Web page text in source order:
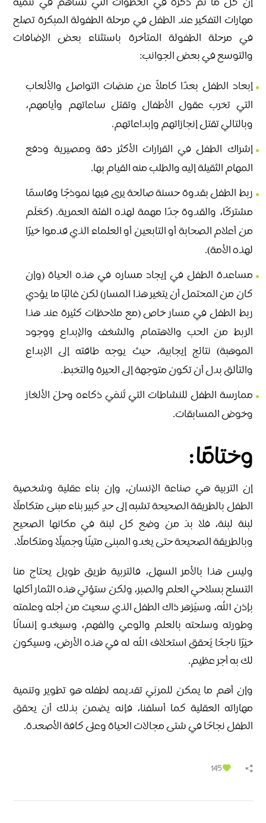
إن كل ما تم ذكره في الخطوات التي تساهم في تنمية
مهارات التفكير عند الطفل في مرحلة الطفولة المبكرة تصلح
في مرحلة الطفولة المتأخرة باستثناء بعض الإضافات
والتوسع في بعض الجوانب:
إبعاد الطفل بعدًا كاملاً عن منصّات التواصل والألعاب
التي تخرب عقول الأطفال وتقتل ساعاتهم وأيامهم،
وبالتالي تقتل إنجازاتهم وإبداعاتهم.
إشراك الطفل في القرارات الأكثر دقة ومصيرية ودفع
المهام الثقيلة إليه والطلب منه القيام بها.
ربط الطفل بقدوة حسنة صالحة يرى فيها نموذجًا وقاسمًا
مشتركًا، والقدوة جدًا مهمة لهذه الفئة العمرية. (كعَلَم
من أعلام الصحابة أو التابعين أو العلماء الذي قدموا خيرًا
لهذه الأمة).
مساعدة الطفل في إيجاد مساره في هذه الحياة (وإن
كان من المحتمل أن يتغير هذا المسار) لكن غالبًا ما يؤدي
ربط الطفل في مسار خاص (مع ملاحظات كثيرة عند هذا
الربط من الحب والاهتمام والشغف والإبداع ووجود
الموهبة) نتائج إيجابية، حيث يوجه طاقته إلى الإبداع
والتألق بدل أن تكون متوجهة إلى الحيرة والتخبط.
ممارسة الطفل للنشاطات التي تُنمّي ذكاءه وحلّ الألغاز
وخوض المسابقات.
وختامًا:
إن التربية هي صناعة الإنسان، وإن بناء عقلية وشخصية
الطفل بالطريقة الصحيحة تشبه إلى حدٍ كبير بناء مبنى متكاملًا
لبنة لبنة، فلا بدّ من وضع كل لبنة في مكانها الصحيح
وبالطريقة الصحيحة حتى يغدو المبنى متينًا وجميلًا ومتكاملًا.
وليس هذا بالأمر السهل، فالتربية طريق طويل يحتاج منا
التسلح بسلاحي العلم والصبر، ولكن ستؤتي هذه الثمار أكلها
بإذن الله، وسيُزهر ذاك الطفل الذي سعيت من أجله وعلمته
وطورته وسلحته بالعلم والوعي والفهم، وسيغدو إنسانًا
خيّرًا ناجحًا يُحقق استخلاف الله له في هذه الأرض، وسيكون
لك به أجر عظيم.
وإن أهم ما يمكن للمربّي تقديمه لطفله هو تطوير وتنمية
مهاراته العقلية كما أسلفنا، فإنه يضمن بذلك أن يحقق
الطفل نجاحًا في شتى مجالات الحياة وعلى كافة الأصعدة.
145